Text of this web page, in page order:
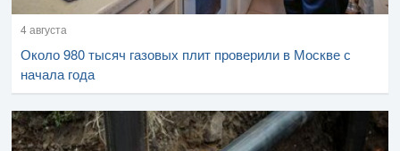
4 августа
Около 980 тысяч газовых плит проверили в Москве с
начала года